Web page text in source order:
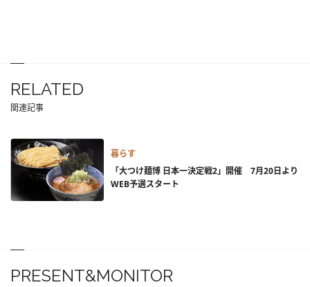
RELATED
関連記事
暮らす
「大つけ麺博 日本一決定戦2」開催 7月20日より
WEB予選スタート
PRESENT&MONITOR